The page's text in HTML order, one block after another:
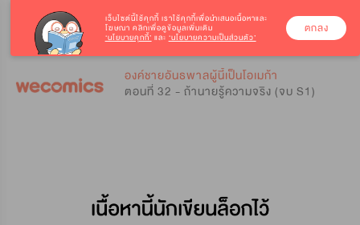
องค์ชายอันธพาลผู้นี้เป็นโอเมก้า
ตอนที่ 32 - ถ้านายรู้ความจริง (จบ S1)
เว็บไซต์นี้ใช้คุกกี้ เราใช้คุกกี้เพื่อนำเสนอเนื้อหาและ
โฆษณา คลิกเพื่อดูข้อมูลเพิ่มเติม
‘นโยบายคุกกี้’ และ ‘นโยบายความเป็นส่วนตัว’
ตกลง